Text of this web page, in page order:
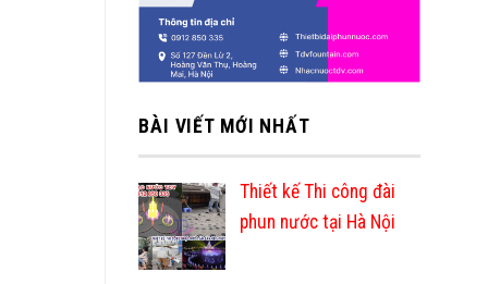
BÀI VIẾT MỚI NHẤT
Thiết kế Thi công đài
phun nước tại Hà Nội